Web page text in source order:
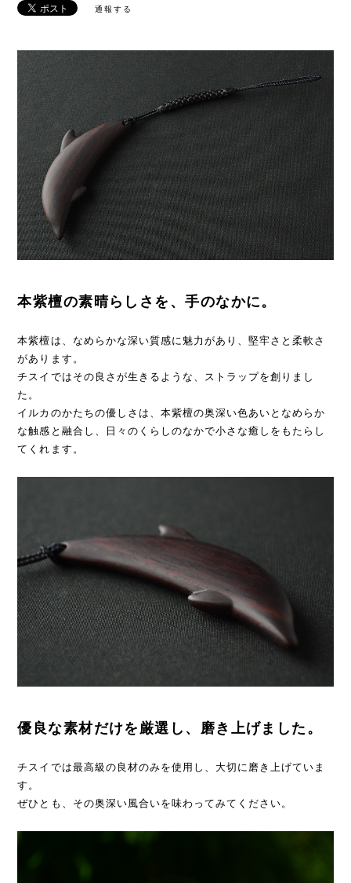
通報する
本紫檀の素晴らしさを、手のなかに。
本紫檀は、なめらかな深い質感に魅力があり、堅牢さと柔軟さ
があります。
チスイではその良さが生きるような、ストラップを創りまし
た。
イルカのかたちの優しさは、本紫檀の奥深い色あいとなめらか
な触感と融合し、日々のくらしのなかで小さな癒しをもたらし
てくれます。
優良な素材だけを厳選し、磨き上げました。
チスイでは最高級の良材のみを使用し、大切に磨き上げていま
す。
ぜひとも、その奥深い風合いを味わってみてください。